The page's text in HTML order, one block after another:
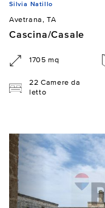
Silvia Natillo
Avetrana, TA
Cascina/Casale
1705 mq
22 Camere da
letto